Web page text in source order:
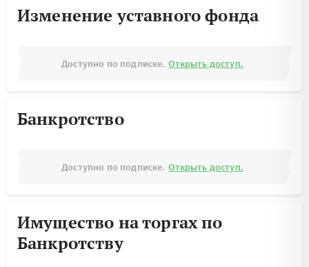
Изменение уставного фонда
Доступно по подписке. Открыть доступ.
Банкротство
Доступно по подписке. Открыть доступ.
Имущество на торгах по
Банкротству